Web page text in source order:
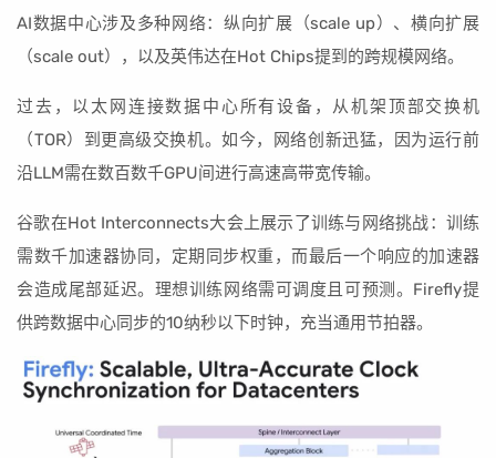
AI数据中心涉及多种网络：纵向扩展（scale up）、横向扩展
（scale out），以及英伟达在Hot Chips提到的跨规模网络。
过去，以太网连接数据中心所有设备，从机架顶部交换机
（TOR）到更高级交换机。如今，网络创新迅猛，因为运行前
沿LLM需在数百数千GPU间进行高速高带宽传输。
谷歌在Hot Interconnects大会上展示了训练与网络挑战：训练
需数千加速器协同，定期同步权重，而最后一个响应的加速器
会造成尾部延迟。理想训练网络需可调度且可预测。Firefly提
供跨数据中心同步的10纳秒以下时钟，充当通用节拍器。